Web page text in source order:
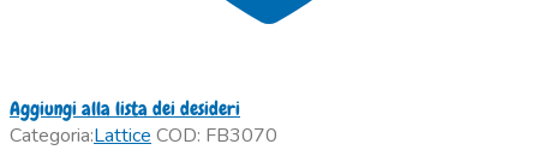
Aggiungi alla lista dei desideri
Categoria:Lattice COD: FB3070